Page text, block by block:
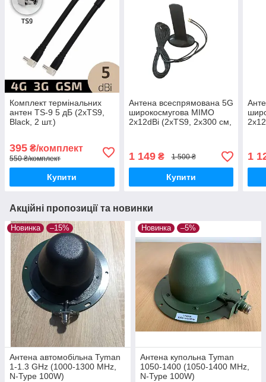
Комплект термінальних
антен TS-9 5 дБ (2xTS9,
Black, 2 шт.)
395 ₴/комплект
550 ₴/комплект
Купити
Антена всеспрямована 5G
широкосмугова MIMO
2x12dBi (2xTS9, 2х300 см,
1 149₴ 1 500 ₴
Купити
1
Акційні пропозиції та новинки
Новинка –15%
Антена автомобільна Tyman
1-1.3 GHz (1000-1300 MHz,
N-Type 100W)
Новинка –5%
Антена купольна Tyman
1050-1400 (1050-1400 MHz,
N-Type 100W)